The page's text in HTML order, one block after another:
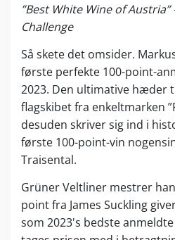
”Best White Wine of
Challenge
Så skete det omsider.
første perfekte 100-point-
2023. Den ultimative hæder
flagskibet fra enkeltmarken
desuden skriver sig ind i
første 100-point-vin
Traisental.
Grüner Veltliner mestrer
point fra James Suckling
som 2023's bedste